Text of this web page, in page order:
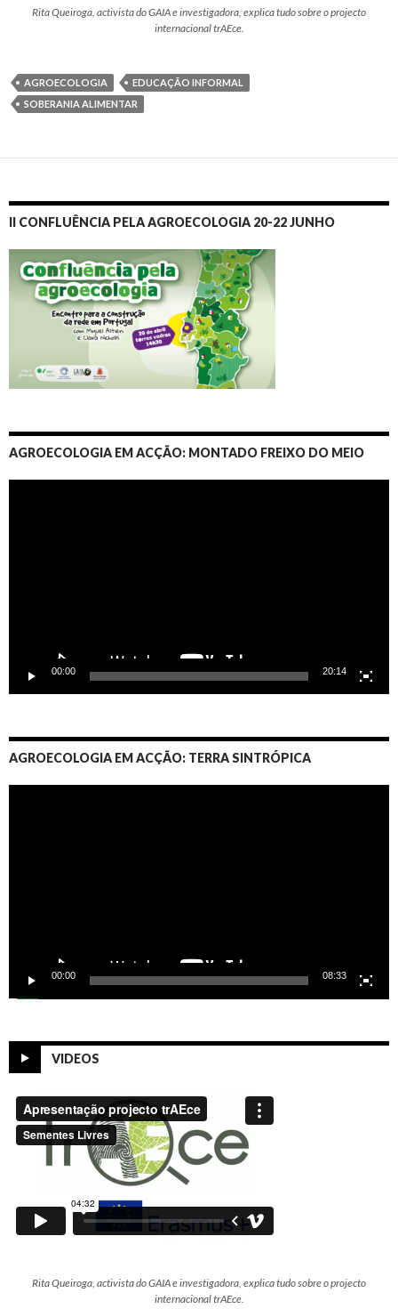
Rita Queiroga, activista do GAIA e investigadora, explica tudo sobre o projecto
internacional trAEce.
AGROECOLOGIA
EDUCAÇÃO INFORMAL
SOBERANIA ALIMENTAR
II CONFLUÊNCIA PELA AGROECOLOGIA 20-22 JUNHO
AGROECOLOGIA EM ACÇÃO: MONTADO FREIXO DO MEIO
00:00 20:14
AGROECOLOGIA EM ACÇÃO: TERRA SINTRÓPICA
00:00 08:33
VIDEOS
Rita Queiroga, activista do GAIA e investigadora, explica tudo sobre o projecto
internacional trAEce.